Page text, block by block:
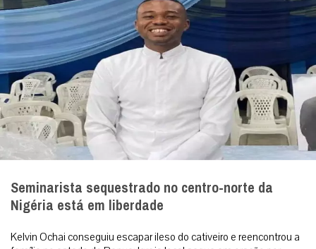
Kelvin Ochai conseguiu escapar ileso do cativeiro e reencontrou a
família no estado de Benue; Igreja local segue em oração por
outros católicos ...
06 / Aug|Mundo